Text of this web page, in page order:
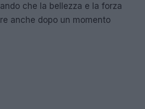
che la bellezza e la forza
anche dopo un momento